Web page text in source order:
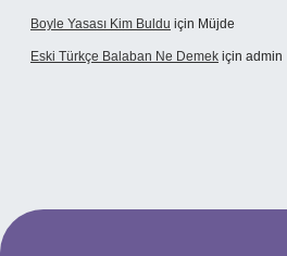
Boyle Yasası Kim Buldu için Müjde
Eski Türkçe Balaban Ne Demek için admin
casino